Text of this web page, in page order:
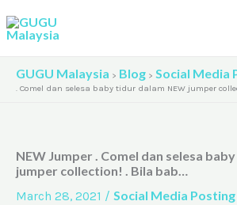
to
content
GUGU Malaysia > Blog > Social Media
. Comel dan selesa baby tidur dalam NEW jumper
NEW Jumper . Comel dan selesa
jumper collection! . Bila bab…
March 28, 2021 / Social Media Posting
r
h
e
s